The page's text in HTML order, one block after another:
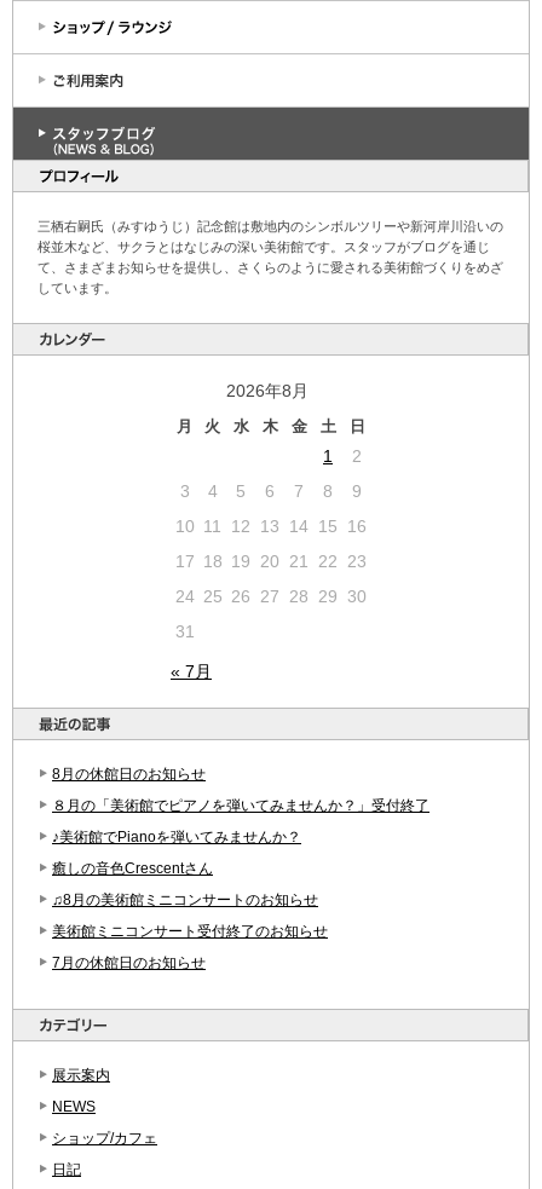
三栖右嗣氏（みすゆうじ）記念館は敷地内のシンボルツリーや新河岸川沿いの
桜並木など、サクラとはなじみの深い美術館です。スタッフがブログを通じ
て、さまざまお知らせを提供し、さくらのように愛される美術館づくりをめざ
しています。
2026年8月
月 火 水 木 金 土 日
« 7月
1
2
3
4 5 6 7 8
9
10 11 12 13 14 15
16
17 18 19 20 21 22
23
24 25 26 27 28 29
30
31
8月の休館日のお知らせ
８月の「美術館でピアノを弾いてみませんか？」受付終了
♪美術館でPianoを弾いてみませんか？
癒しの音色Crescentさん
♫8月の美術館ミニコンサートのお知らせ
美術館ミニコンサート受付終了のお知らせ
7月の休館日のお知らせ
展示案内
NEWS
ショップ/カフェ
日記